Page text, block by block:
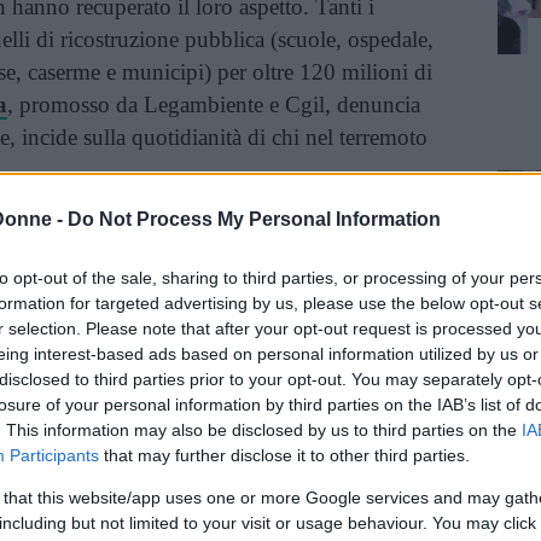
- Do Not Process My Personal Information
opt-out of the sale, sharing to third parties, or processing of your
for targeted advertising by us, please use the below opt-out
selection. Please note that after your opt-out request is processed
interest-based ads based on personal information utilized by us
to third parties prior to your opt-out. You may separately
of your personal information by third parties on the IAB’s list of
This information may also be disclosed by us to third parties on the
Participants that may further disclose it to other third parties.
that this website/app uses one or more Google services and may
but not limited to your visit or usage behaviour. You may
hanno recuperato il loro aspetto. Tanti i
di ricostruzione pubblica (scuole, ospedale,
caserme e municipi) per oltre 120 milioni di
, promosso da Legambiente e Cgil, denuncia
incide sulla quotidianità di chi nel terremoto
i processi per cercare eventuali responsabili
aule di tribunale e gli uffici dove si espletano
spesso infinite, ci sonole persone .
una casa, e che nel frattempo si sono
da sole la propria identità e cercando
non perdere, oltre alle abitazioni e alle